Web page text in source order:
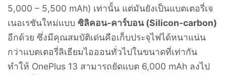
5,000 – 5,500 mAh) เท่านั้น แต่มันยังเป็นแบตเตอรี่เจ
เนอเรชันใหม่แบบ ซิลิคอน-คาร์บอน (Silicon-carbon)
อีกด้วย ซึ่งมีคุณสมบัติเด่นคือเก็บประจุไฟได้หนาแน่น
กว่าแบตเตอรี่ลิเธียมไอออนทั่วไปในขนาดที่เท่ากัน
ทำให้ OnePlus 13 สามารถยัดแบต 6,000 mAh ลงไป